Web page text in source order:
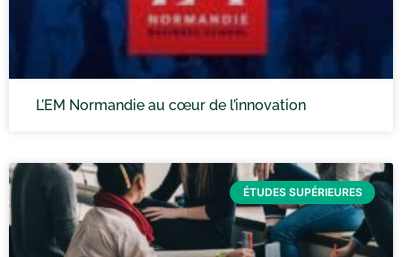
L’EM Normandie au cœur de l’innovation
ÉTUDES SUPÉRIEURES